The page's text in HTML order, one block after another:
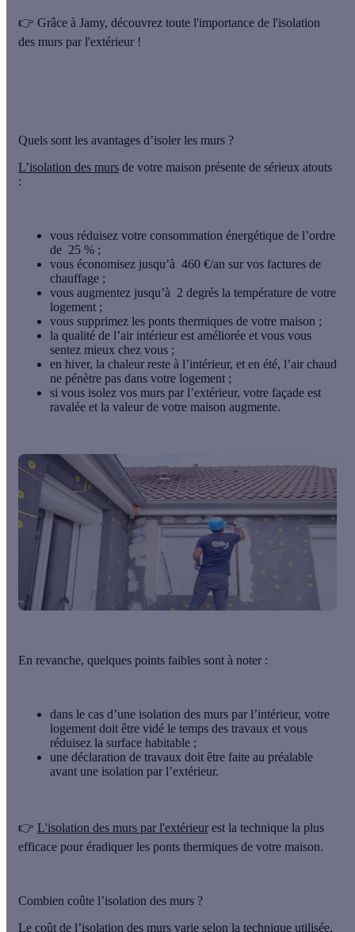
👉 Grâce à Jamy, découvrez toute l'importance de l'isolation
des murs par l'extérieur !
Quels sont les avantages d’isoler les murs ?
L’isolation des murs de votre maison présente de sérieux atouts
:
vous réduisez votre consommation énergétique de l’ordre
de 25 % ;
vous économisez jusqu’à 460 €/an sur vos factures de
chauffage ;
vous augmentez jusqu’à 2 degrés la température de votre
logement ;
vous supprimez les ponts thermiques de votre maison ;
la qualité de l’air intérieur est améliorée et vous vous
sentez mieux chez vous ;
en hiver, la chaleur reste à l’intérieur, et en été, l’air chaud
ne pénètre pas dans votre logement ;
si vous isolez vos murs par l’extérieur, votre façade est
ravalée et la valeur de votre maison augmente.
En revanche, quelques points faibles sont à noter :
dans le cas d’une isolation des murs par l’intérieur, votre
logement doit être vidé le temps des travaux et vous
réduisez la surface habitable ;
une déclaration de travaux doit être faite au préalable
avant une isolation par l’extérieur.
👉 L'isolation des murs par l'extérieur est la technique la plus
efficace pour éradiquer les ponts thermiques de votre maison.
Combien coûte l’isolation des murs ?
Le coût de l’isolation des murs varie selon la technique utilisée,